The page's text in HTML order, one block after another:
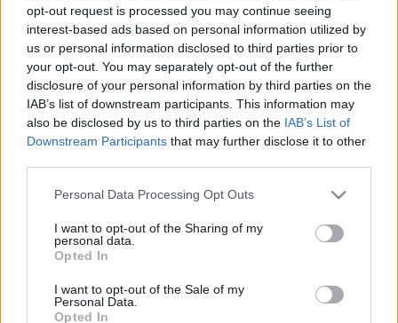
opt-out request is processed you may continue seeing
interest-based ads based on personal information utilized by
us or personal information disclosed to third parties prior to
your opt-out. You may separately opt-out of the further
disclosure of your personal information by third parties on the
IAB’s list of downstream participants. This information may
also be disclosed by us to third parties on the IAB’s List of
Downstream Participants that may further disclose it to other
Please note that this website/app uses one or more Google
not limited to your visit or usage behaviour. You may click to
grant or deny consent to Google and its third-party tags to
use your data for below specified purposes in below Google
consent section.
Personal Data Processing Opt Outs
I want to opt-out of the Sharing of my
personal data.
Opted In
I want to opt-out of the Sale of my
Personal Data.
Opted In
Mit nevezünk evészavarnak? Mikor
kell pszichológushoz fordulni?
Pszichovital •2024. augusztus 05.
testképét és érzelmi egészségét érintik. Ezek az
hatására alakulnak ki, beleértve a genetikai,
környezeti, pszichológiai és kulturális elemeket. Az…